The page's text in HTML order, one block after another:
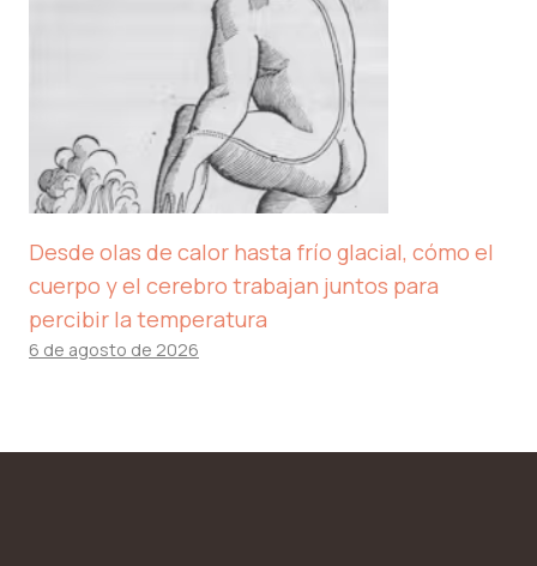
Desde olas de calor hasta frío glacial, cómo el
cuerpo y el cerebro trabajan juntos para
percibir la temperatura
6 de agosto de 2026